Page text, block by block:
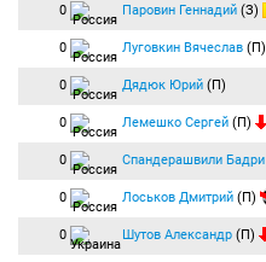
0 Паровин Геннадий (З)
0 Луговкин Вячеслав (П)
0 Дядюк Юрий (П)
0 Лемешко Сергей (П)
0 Спандерашвили Бадри
0 Лоськов Дмитрий (П)
0 Шутов Александр (П)